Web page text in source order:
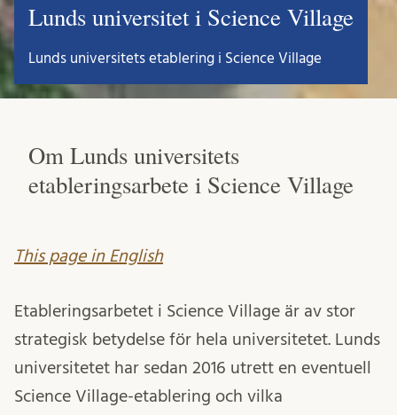
Lunds universitet i Science Village
Lunds universitets etablering i Science Village
Om Lunds universitets
etableringsarbete i Science Village
This page in English
Etableringsarbetet i Science Village är av stor
strategisk betydelse för hela universitetet. Lunds
universitetet har sedan 2016 utrett en eventuell
Science Village-etablering och vilka